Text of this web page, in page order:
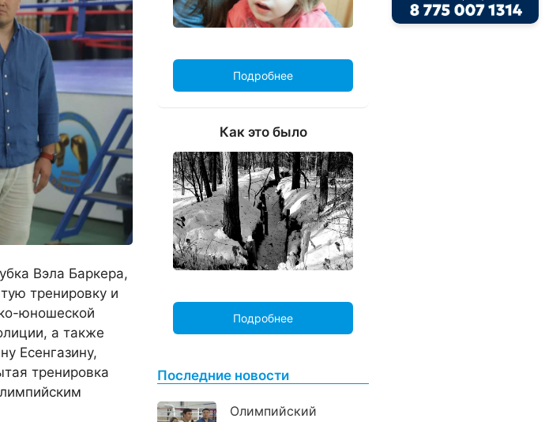
Вэла Баркера,
тренировку и
юношеской
а также
Есенгазину,
тренировка
Подробнее
Как это было
Подробнее
Последние новости
Олимпийский